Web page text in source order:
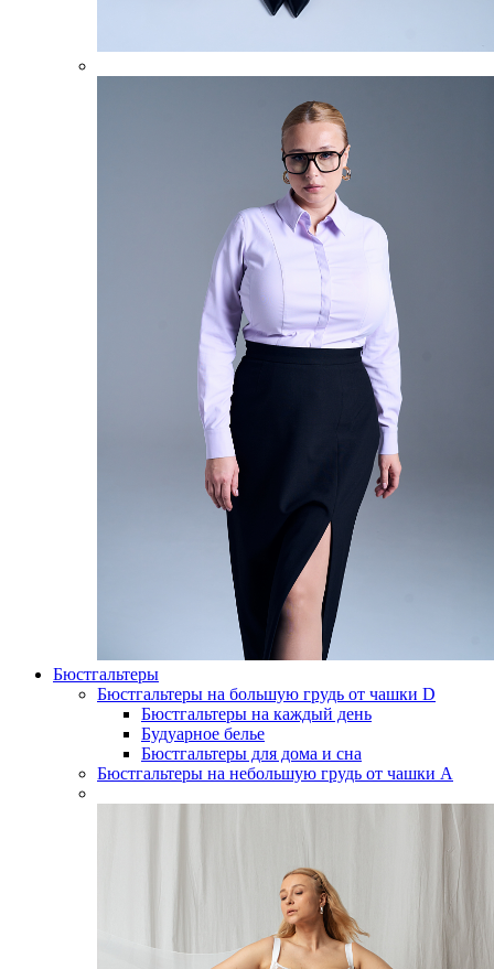
Бюстгальтеры
Бюстгальтеры на большую грудь от чашки D
Бюстгальтеры на каждый день
Будуарное белье
Бюстгальтеры для дома и сна
Бюстгальтеры на небольшую грудь от чашки А